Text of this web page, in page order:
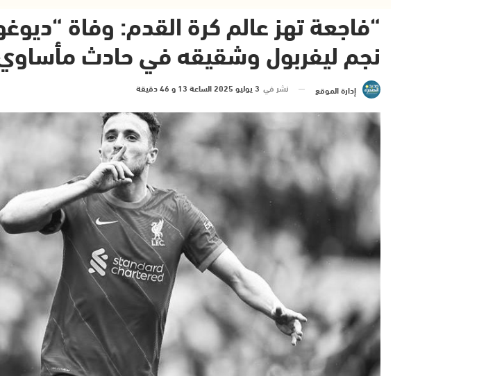
“فاجعة تهز عالم كرة القدم: وفاة
نجم ليفربول وشقيقه في حادث
إدارة الموقع نشر في 3 يوليو 2025 الساعة 13 و 46 دقيقة